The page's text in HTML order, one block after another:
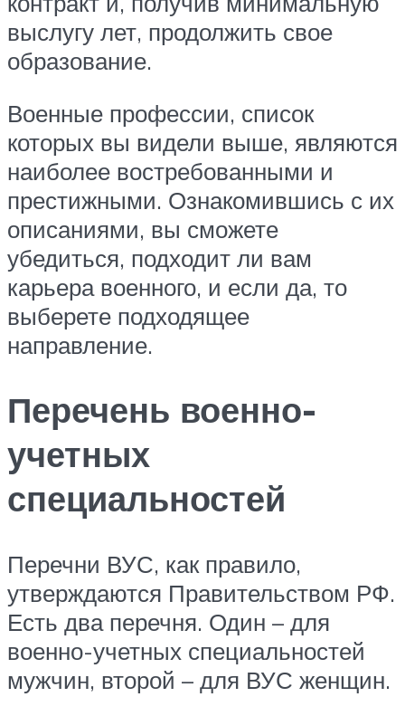
выслугу лет, продолжить свое
образование.
Военные профессии, список
которых вы видели выше, являются
наиболее востребованными и
престижными. Ознакомившись с их
описаниями, вы сможете
убедиться, подходит ли вам
карьера военного, и если да, то
выберете подходящее
направление.
Перечень военно-
учетных
специальностей
Перечни ВУС, как правило,
утверждаются Правительством РФ.
Есть два перечня. Один – для
военно-учетных специальностей
мужчин, второй – для ВУС женщин.